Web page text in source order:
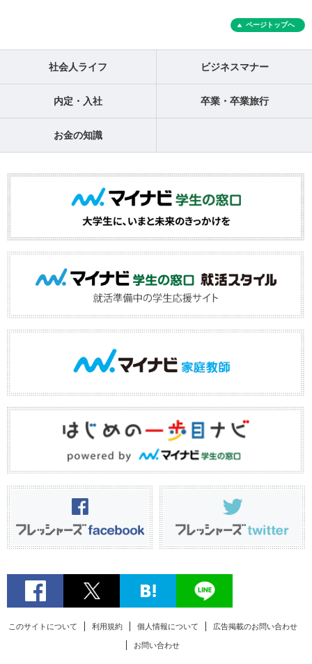
ページトップへ
社会人ライフ ビジネスマナー
内定・入社 卒業・卒業旅行
お金の知識
このサイトについて 利用規約 個人情報について 広告掲載のお問い合わせ
お問い合わせ